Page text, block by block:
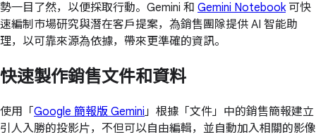
勢一目了然，以便採取行動。Gemini 和 Gemini Notebook可快
速編制市場研究與潛在客戶提案，為銷售團隊提供 AI 智能助
理，以可靠來源為依據，帶來更準確的資訊。
快速製作銷售文件和資料
使用「 Google 簡報版 Gemini」根據「文件」中的銷售簡報建立
引人入勝的投影片，不但可以自由編輯，並自動加入相關的影像